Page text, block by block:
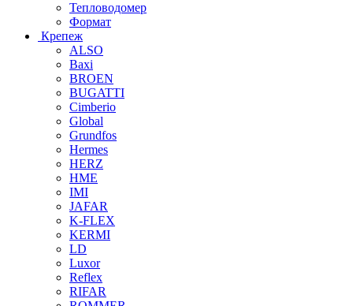
Тепловодомер
Формат
Крепеж
ALSO
Baxi
BROEN
BUGATTI
Cimberio
Global
Grundfos
Hermes
HERZ
HME
IMI
JAFAR
K-FLEX
KERMI
LD
Luxor
Reflex
RIFAR